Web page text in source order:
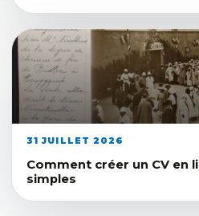
31 JUILLET 2026
Comment créer un CV en
simples